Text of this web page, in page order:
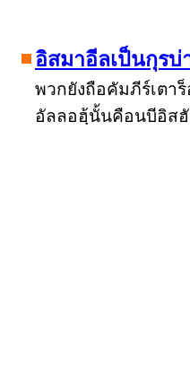
อิสมาอีลเป็นกุร
พวกยังถือคัมภีร์เตา
อัลลอฮฺ้นั้นคือนบีอิส